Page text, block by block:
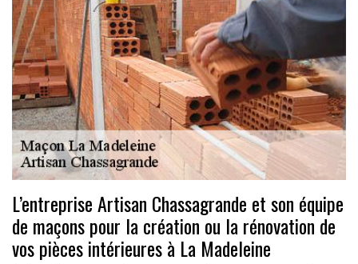
L’entreprise Artisan Chassagrande et son équipe
de maçons pour la création ou la rénovation de
vos pièces intérieures à La Madeleine